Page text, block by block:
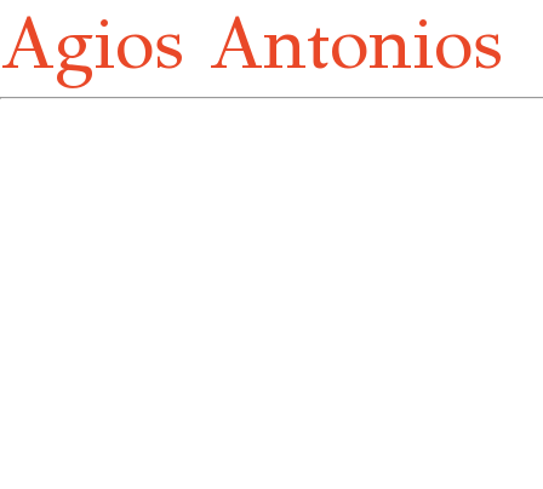
Agios Antonios